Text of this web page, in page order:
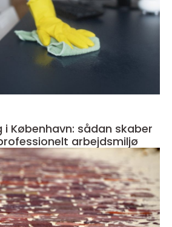
København: sådan skaber
arbejdsmiljø